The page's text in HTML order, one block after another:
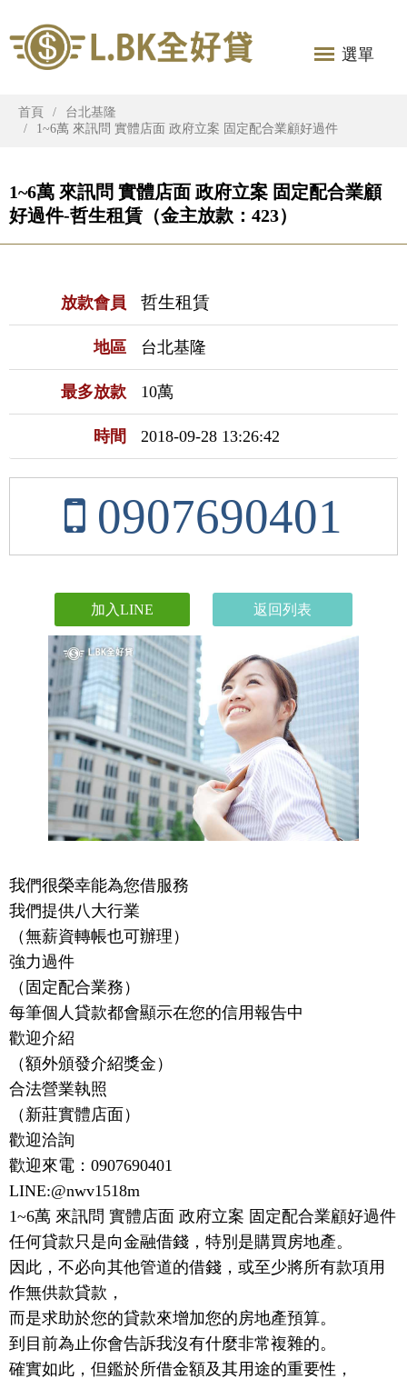
選單
首頁
台北基隆
1~6萬 來訊問 實體店面 政府立案 固定配合業顧好過件
1~6萬 來訊問 實體店面 政府立案 固定配合業顧
好過件-哲生租賃（金主放款：423）
放款會員 哲生租賃
地區 台北基隆
最多放款 10萬
時間 2018-09-28 13:26:42
0907690401
加入LINE 返回列表
我們很榮幸能為您借服務
我們提供八大行業
（無薪資轉帳也可辦理）
強力過件
（固定配合業務）
每筆個人貸款都會顯示在您的信用報告中
歡迎介紹
（額外頒發介紹獎金）
合法營業執照
（新莊實體店面）
歡迎洽詢
歡迎來電：0907690401
LINE:@nwv1518m
1~6萬 來訊問 實體店面 政府立案 固定配合業顧好過件
任何貸款只是向金融借錢，特別是購買房地產。
因此，不必向其他管道的借錢，或至少將所有款項用
作無供款貸款，
而是求助於您的貸款來增加您的房地產預算。
到目前為止你會告訴我沒有什麼非常複雜的。
確實如此，但鑑於所借金額及其用途的重要性，